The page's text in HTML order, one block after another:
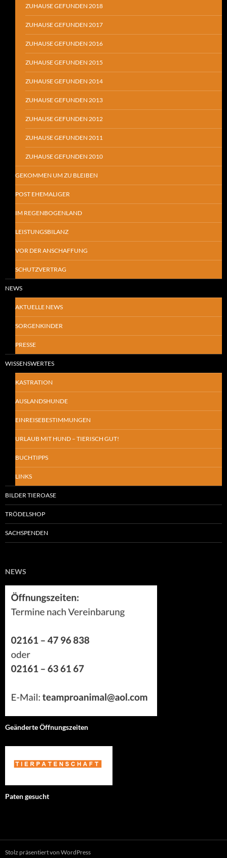
ZUHAUSE GEFUNDEN 2018
ZUHAUSE GEFUNDEN 2017
ZUHAUSE GEFUNDEN 2016
ZUHAUSE GEFUNDEN 2015
ZUHAUSE GEFUNDEN 2014
ZUHAUSE GEFUNDEN 2013
ZUHAUSE GEFUNDEN 2012
ZUHAUSE GEFUNDEN 2011
ZUHAUSE GEFUNDEN 2010
GEKOMMEN UM ZU BLEIBEN
POST EHEMALIGER
IM REGENBOGENLAND
LEISTUNGSBILANZ
VOR DER ANSCHAFFUNG
SCHUTZVERTRAG
NEWS
AKTUELLE NEWS
SORGENKINDER
PRESSE
WISSENSWERTES
KASTRATION
AUSLANDSHUNDE
EINREISEBESTIMMUNGEN
URLAUB MIT HUND – TIERISCH GUT!
BUCHTIPPS
LINKS
BILDER TIEROASE
TRÖDELSHOP
SACHSPENDEN
NEWS
Geänderte Öffnungszeiten
Paten gesucht
Stolz präsentiert von WordPress